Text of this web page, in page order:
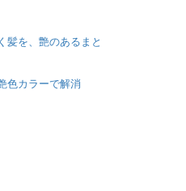
髪を、艶のあるまと
色カラーで解消